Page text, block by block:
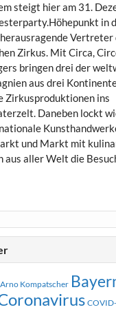
steigt hier am 31.
in
Vertreter
Zirkus. Mit Circa,
bringen drei der
aus drei
Zirkusproduktionen ins
Daneben lockt
und Markt mit
aus aller Welt die
Arno Kompatscher